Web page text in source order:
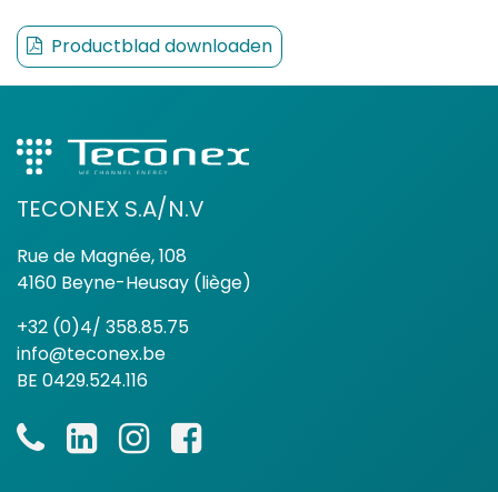
Productblad downloaden
TECONEX S.A/N.V
Rue de Magnée, 108
4160 Beyne-Heusay (liège)
+32 (0)4/ 358.85.75
info@teconex.be
BE 0429.524.116